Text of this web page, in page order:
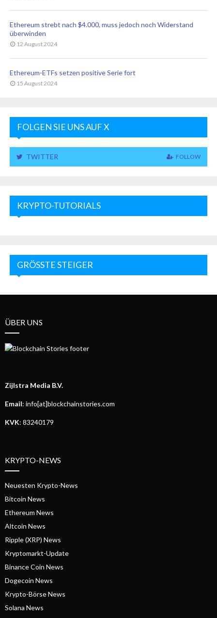
Ethereum strebt nach $4.000, muss jedoch noch Widerstand
überwinden
12 August 2024
Ethereum-ETFs setzen positive Serie fort
15 August 2024
FOLGEN SIE UNS AUF X
TWITTER FOLLOW
KRYPTO-TUTORIALS
GRÖSSTE STEIGER
ÜBER UNS
Zijlstra Media B.V.
Email: info[at]blockchainstories.com
KVK: 83240179
KRYPTO-NEWS
Neuesten Krypto-News
Bitcoin News
Ethereum News
Altcoin News
Ripple (XRP) News
Kryptomarkt-Update
Binance Coin News
Dogecoin News
Krypto-Börse News
Solana News